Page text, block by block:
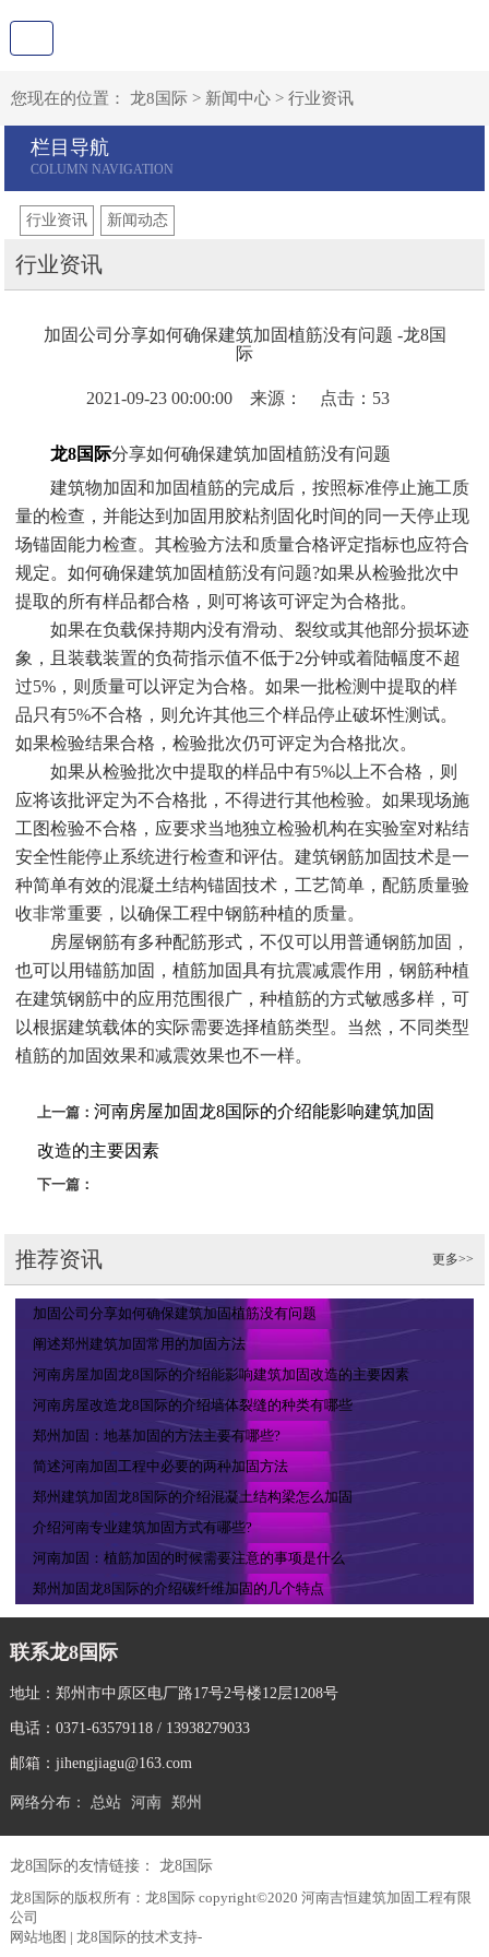
您现在的位置： 龙8国际 > 新闻中心 > 行业资讯
栏目导航
行业资讯 新闻动态
行业资讯
加固公司分享如何确保建筑加固植筋没有问题 -龙8国
际
2021-09-23 00:00:00 来源： 点击：53
龙8国际分享如何确保建筑加固植筋没有问题
建筑物加固和加固植筋的完成后，按照标准停止施工质
量的检查，并能达到加固用胶粘剂固化时间的同一天停止现
场锚固能力检查。其检验方法和质量合格评定指标也应符合
规定。如何确保建筑加固植筋没有问题?如果从检验批次中
提取的所有样品都合格，则可将该可评定为合格批。
如果在负载保持期内没有滑动、裂纹或其他部分损坏迹
象，且装载装置的负荷指示值不低于2分钟或着陆幅度不超
过5%，则质量可以评定为合格。如果一批检测中提取的样
品只有5%不合格，则允许其他三个样品停止破坏性测试。
如果检验结果合格，检验批次仍可评定为合格批次。
如果从检验批次中提取的样品中有5%以上不合格，则
应将该批评定为不合格批，不得进行其他检验。如果现场施
工图检验不合格，应要求当地独立检验机构在实验室对粘结
安全性能停止系统进行检查和评估。建筑钢筋加固技术是一
种简单有效的混凝土结构锚固技术，工艺简单，配筋质量验
收非常重要，以确保工程中钢筋种植的质量。
房屋钢筋有多种配筋形式，不仅可以用普通钢筋加固，
也可以用锚筋加固，植筋加固具有抗震减震作用，钢筋种植
在建筑钢筋中的应用范围很广，种植筋的方式敏感多样，可
以根据建筑载体的实际需要选择植筋类型。当然，不同类型
植筋的加固效果和减震效果也不一样。
上一篇：河南房屋加固龙8国际的介绍能影响建筑加固
改造的主要因素
下一篇：
推荐资讯 更多>>
加固公司分享如何确保建筑加固植筋没有问题
阐述郑州建筑加固常用的加固方法
河南房屋加固龙8国际的介绍能影响建筑加固改造的主要因素
河南房屋改造龙8国际的介绍墙体裂缝的种类有哪些
郑州加固：地基加固的方法主要有哪些?
简述河南加固工程中必要的两种加固方法
郑州建筑加固龙8国际的介绍混凝土结构梁怎么加固
介绍河南专业建筑加固方式有哪些?
河南加固：植筋加固的时候需要注意的事项是什么
郑州加固龙8国际的介绍碳纤维加固的几个特点
联系龙8国际
地址：郑州市中原区电厂路17号2号楼12层1208号
电话：0371-63579118 / 13938279033
邮箱： jihengjiagu@163.com
网络分布： 总站 河南 郑州
龙8国际的友情链接： 龙8国际
龙8国际的版权所有：龙8国际 copyright©2020 河南吉恒建筑加固工程有限
公司
网站地图 | 龙8国际的技术支持-